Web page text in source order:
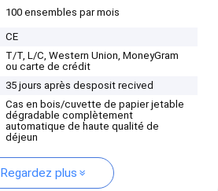
100 ensembles par mois
CE
T/T, L/C, Western Union, MoneyGram
ou carte de crédit
35 jours après desposit recived
Cas en bois/cuvette de papier jetable
dégradable complètement
automatique de haute qualité de
déjeun
Regardez plus